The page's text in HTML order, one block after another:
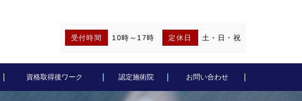
受付時間 10時～17時 定休日 土・日・祝
資格取得後ワーク 認定施術院 お問い合わせ